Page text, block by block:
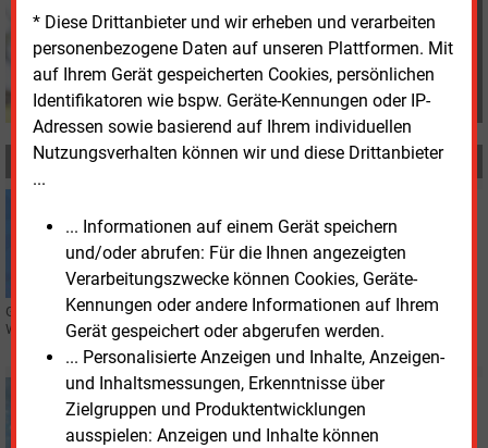
* Diese Drittanbieter und wir erheben und verarbeiten
personenbezogene Daten auf unseren Plattformen. Mit
auf Ihrem Gerät gespeicherten Cookies, persönlichen
Identifikatoren wie bspw. Geräte-Kennungen oder IP-
Adressen sowie basierend auf Ihrem individuellen
Nutzungsverhalten können wir und diese Drittanbieter
...
... Informationen auf einem Gerät speichern
und/oder abrufen: Für die Ihnen angezeigten
Verarbeitungszwecke können Cookies, Geräte-
Kennungen oder andere Informationen auf Ihrem
Gerät gespeichert oder abgerufen werden.
... Personalisierte Anzeigen und Inhalte, Anzeigen-
und Inhaltsmessungen, Erkenntnisse über
Zielgruppen und Produktentwicklungen
ausspielen: Anzeigen und Inhalte können
management.de
MEHR ZUM THEMA
WASSERSTOFF
Wasserstoff für Nordrhein-Westfalen
Gelsenwasser Energienetze wollen ihr Verteilnetz an das geplante
Wasserstoff-Fernleitungsnetz von Thyssengas koppeln.
Dienstag, 19.03.2024, 16:39
IT
KI-basierte Wetterdaten für Anlagenbetreiber und